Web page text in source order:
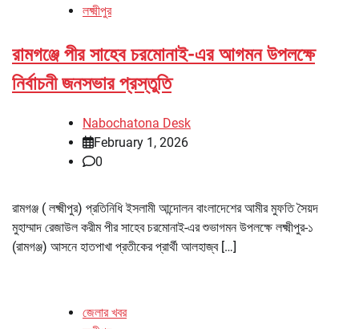
লক্ষ্মীপুর
রামগঞ্জে পীর সাহেব চরমোনাই-এর আগমন উপলক্ষে
নির্বাচনী জনসভার প্রস্তুতি
Nabochatona Desk
February 1, 2026
0
রামগঞ্জ ( লক্ষ্মীপুর) প্রতিনিধি ইসলামী আন্দোলন বাংলাদেশের আমীর মুফতি সৈয়দ
মুহাম্মাদ রেজাউল করীম পীর সাহেব চরমোনাই-এর শুভাগমন উপলক্ষে লক্ষ্মীপুর-১
(রামগঞ্জ) আসনে হাতপাখা প্রতীকের প্রার্থী আলহাজ্ব […]
জেলার খবর